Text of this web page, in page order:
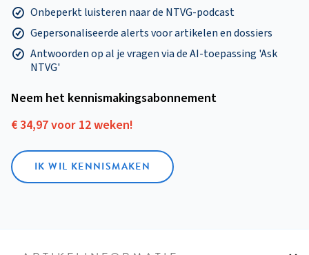
Onbeperkt luisteren naar de NTVG-podcast
Gepersonaliseerde alerts voor artikelen en dossiers
Antwoorden op al je vragen via de AI-toepassing 'Ask
NTVG'
Neem het kennismakings­abonnement
€ 34,97 voor 12 weken!
IK WIL KENNISMAKEN